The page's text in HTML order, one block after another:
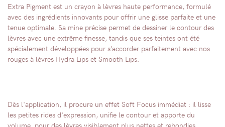
Extra Pigment est un crayon à lèvres haute performance, formulé
avec des ingrédients innovants pour offrir une glisse parfaite et une
tenue optimale. Sa mine précise permet de dessiner le contour des
lèvres avec une extrême finesse, tandis que ses teintes ont été
spécialement développées pour s’accorder parfaitement avec nos
rouges à lèvres Hydra Lips et Smooth Lips.
Dès l'application, il procure un effet Soft Focus immédiat : il lisse
les petites rides d'expression, unifie le contour et apporte du
volume, pour des lèvres visiblement plus nettes et rebondies.